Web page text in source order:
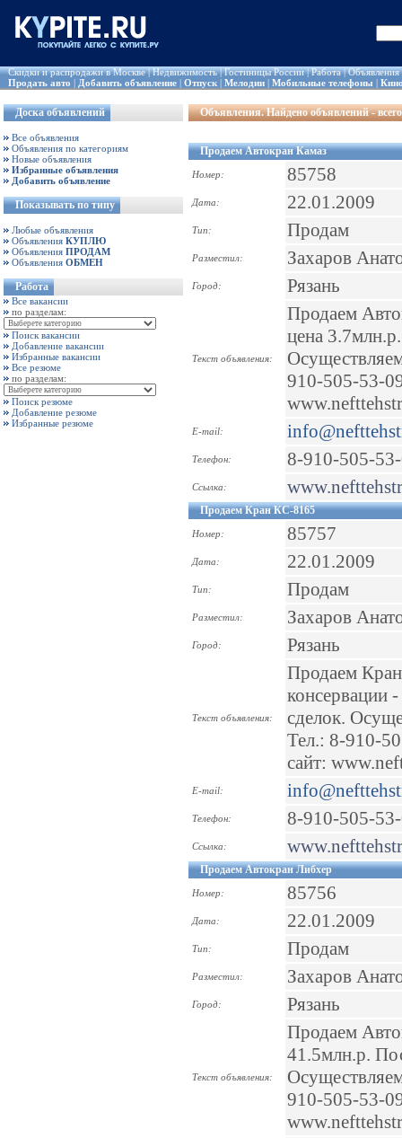
Скидки и распродажи в Москве|Недвижимость|Гостиницы России|Работа|Объявления
Продать авто | Добавить объявление | Отпуск | Мелодии | Мобильные телефоны |
Доска объявлений
Все объявления
Объявления по категориям
Новые объявления
Избранные объявления
Добавить объявление
Показывать по типу
Любые объявления
Объявления КУПЛЮ
Объявления ПРОДАМ
Объявления ОБМЕН
Работа
Все вакансии
по разделам:
Поиск вакансии
Добавление вакансии
Избранные вакансии
Все резюме
по разделам:
Поиск резюме
Добавление резюме
Избранные резюме
Объявления. Найдено объявлений -
Продаем Автокран Камаз
Номер: 85758
Дата: 22.01.2009
Тип: Продам
Разместил: Захаров
Город: Рязань
Текст объявления:
Продаем
цена
910-505-53-
E-mail:
Телефон: 8-910-505-
Ссылка:
Продаем Кран КС-8165
Номер: 85757
Дата: 22.01.2009
Тип: Продам
Разместил: Захаров
Город: Рязань
Текст объявления:
Продаем
консервации
сделок.
Тел.: 8-910-
сайт:
E-mail:
Телефон: 8-910-505-
Ссылка:
Продаем Автокран Либхер
Номер: 85756
Дата: 22.01.2009
Тип: Продам
Разместил: Захаров
Город: Рязань
Текст объявления:
Продаем
41.5млн.р.
910-505-53-